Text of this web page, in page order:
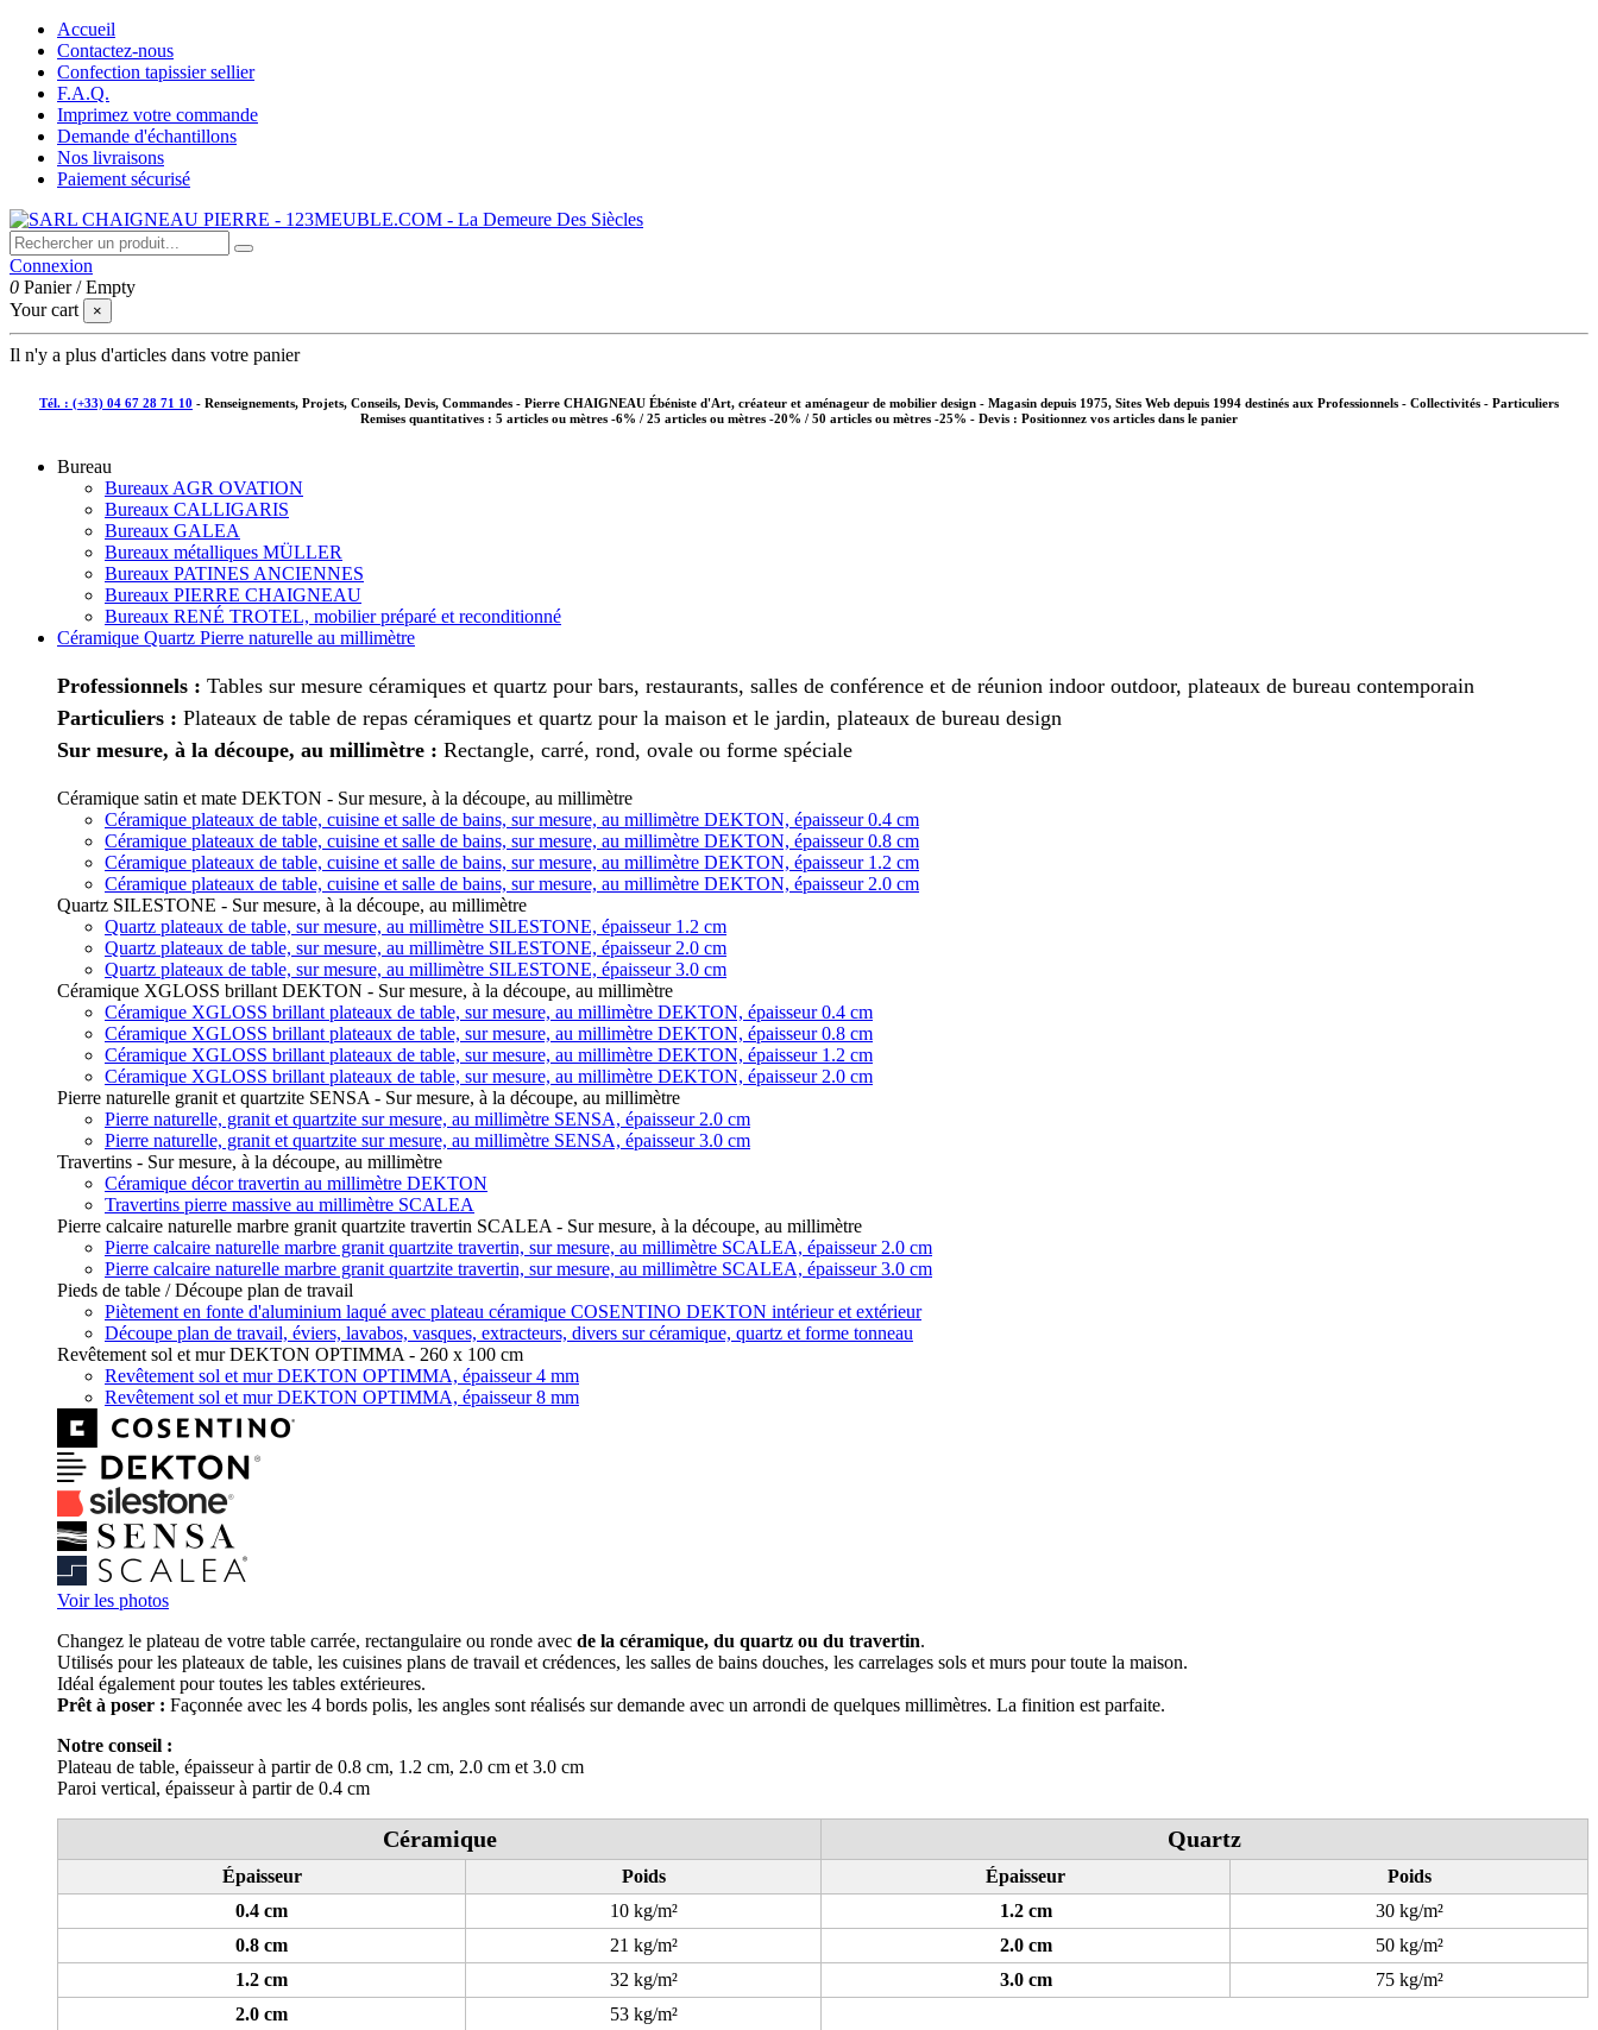
Accueil
Contactez-nous
Confection tapissier sellier
F.A.Q.
Imprimez votre commande
Demande d'échantillons
Nos livraisons
Paiement sécurisé
Connexion
0 Panier /Empty
Your cart
×
Il n'y a plus d'articles dans votre panier
Tél. : (+33) 04 67 28 71 10 - Renseignements, Projets, Conseils, Devis, Commandes - Pierre CHAIGNEAU Ébéniste d'Art, créateur et aménageur de mobilier design - Magasin depuis 1975, Sites Web depuis 1994 destinés aux Professionnels - Collectivités - Particuliers
Remises quantitatives : 5 articles ou mètres -6% / 25 articles ou mètres -20% / 50 articles ou mètres -25% - Devis : Positionnez vos articles dans le panier
Bureau
Bureaux AGR OVATION
Bureaux CALLIGARIS
Bureaux GALEA
Bureaux métalliques MÜLLER
Bureaux PATINES ANCIENNES
Bureaux PIERRE CHAIGNEAU
Bureaux RENÉ TROTEL, mobilier préparé et reconditionné
Céramique Quartz Pierre naturelle au millimètre
Professionnels : Tables sur mesure céramiques et quartz pour bars, restaurants, salles de conférence et de réunion indoor outdoor, plateaux de bureau contemporain
Particuliers : Plateaux de table de repas céramiques et quartz pour la maison et le jardin, plateaux de bureau design
Sur mesure, à la découpe, au millimètre : Rectangle, carré, rond, ovale ou forme spéciale
Céramique satin et mate DEKTON - Sur mesure, à la découpe, au millimètre
Céramique plateaux de table, cuisine et salle de bains, sur mesure, au millimètre DEKTON, épaisseur 0.4 cm
Céramique plateaux de table, cuisine et salle de bains, sur mesure, au millimètre DEKTON, épaisseur 0.8 cm
Céramique plateaux de table, cuisine et salle de bains, sur mesure, au millimètre DEKTON, épaisseur 1.2 cm
Céramique plateaux de table, cuisine et salle de bains, sur mesure, au millimètre DEKTON, épaisseur 2.0 cm
Quartz SILESTONE - Sur mesure, à la découpe, au millimètre
Quartz plateaux de table, sur mesure, au millimètre SILESTONE, épaisseur 1.2 cm
Quartz plateaux de table, sur mesure, au millimètre SILESTONE, épaisseur 2.0 cm
Quartz plateaux de table, sur mesure, au millimètre SILESTONE, épaisseur 3.0 cm
Céramique XGLOSS brillant DEKTON - Sur mesure, à la découpe, au millimètre
Céramique XGLOSS brillant plateaux de table, sur mesure, au millimètre DEKTON, épaisseur 0.4 cm
Céramique XGLOSS brillant plateaux de table, sur mesure, au millimètre DEKTON, épaisseur 0.8 cm
Céramique XGLOSS brillant plateaux de table, sur mesure, au millimètre DEKTON, épaisseur 1.2 cm
Céramique XGLOSS brillant plateaux de table, sur mesure, au millimètre DEKTON, épaisseur 2.0 cm
Pierre naturelle granit et quartzite SENSA - Sur mesure, à la découpe, au millimètre
Pierre naturelle, granit et quartzite sur mesure, au millimètre SENSA, épaisseur 2.0 cm
Pierre naturelle, granit et quartzite sur mesure, au millimètre SENSA, épaisseur 3.0 cm
Travertins - Sur mesure, à la découpe, au millimètre
Céramique décor travertin au millimètre DEKTON
Travertins pierre massive au millimètre SCALEA
Pierre calcaire naturelle marbre granit quartzite travertin SCALEA - Sur mesure, à la découpe, au millimètre
Pierre calcaire naturelle marbre granit quartzite travertin, sur mesure, au millimètre SCALEA, épaisseur 2.0 cm
Pierre calcaire naturelle marbre granit quartzite travertin, sur mesure, au millimètre SCALEA, épaisseur 3.0 cm
Pieds de table / Découpe plan de travail
Piètement en fonte d'aluminium laqué avec plateau céramique COSENTINO DEKTON intérieur et extérieur
Découpe plan de travail, éviers, lavabos, vasques, extracteurs, divers sur céramique, quartz et forme tonneau
Revêtement sol et mur DEKTON OPTIMMA - 260 x 100 cm
Revêtement sol et mur DEKTON OPTIMMA, épaisseur 4 mm
Revêtement sol et mur DEKTON OPTIMMA, épaisseur 8 mm
Voir les photos
Changez le plateau de votre table carrée, rectangulaire ou ronde avec de la céramique, du quartz ou du travertin.
Utilisés pour les plateaux de table, les cuisines plans de travail et crédences, les salles de bains douches, les carrelages sols et murs pour toute la maison.
Idéal également pour toutes les tables extérieures.
Prêt à poser : Façonnée avec les 4 bords polis, les angles sont réalisés sur demande avec un arrondi de quelques millimètres. La finition est parfaite.
Notre conseil :
Plateau de table, épaisseur à partir de 0.8 cm, 1.2 cm, 2.0 cm et 3.0 cm
Paroi vertical, épaisseur à partir de 0.4 cm
Céramique Quartz
Épaisseur Poids Épaisseur
Poids
0.4 cm
10 kg/m² 1.2 cm
30 kg/m²
0.8 cm
21 kg/m² 2.0 cm
50 kg/m²
1.2 cm
32 kg/m² 3.0 cm
75 kg/m²
2.0 cm
53 kg/m²